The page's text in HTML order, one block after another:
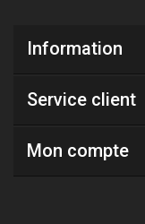
Information
Service client
Mon compte